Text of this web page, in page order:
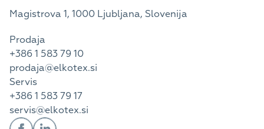
Magistrova 1, 1000 Ljubljana, Slovenija
Prodaja
+386 1 583 79 10
prodaja@elkotex.si
Servis
+386 1 583 79 17
servis@elkotex.si